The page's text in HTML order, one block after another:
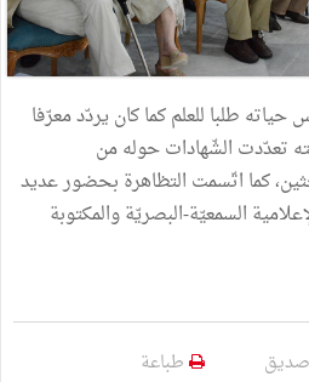
طلبا للعلم كما كان يردّد معرّفا
تعدّدت الشّهادات حوله من
كما اتّسمت التظاهرة بحضور عديد
السمعيّة-البصريّة والمكتوبة
طباعة